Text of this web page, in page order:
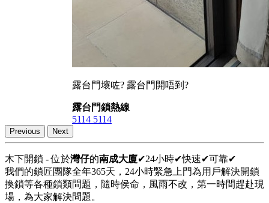
露台門壞咗? 露台門開唔到?
露台門鎖熱線
5114 5114
Previous Next
木下開鎖 - 位於灣仔的南成大廈✔24小時✔快速✔可靠✔
我們的鎖匠團隊全年365天，24小時緊急上門為用戶解決開鎖
換鎖等各種鎖類問題，隨時侯命，風雨不改，第一時間趕赴現
場，為大家解決問題。